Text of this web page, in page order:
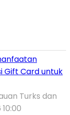
Gift Card untuk
Turks dan